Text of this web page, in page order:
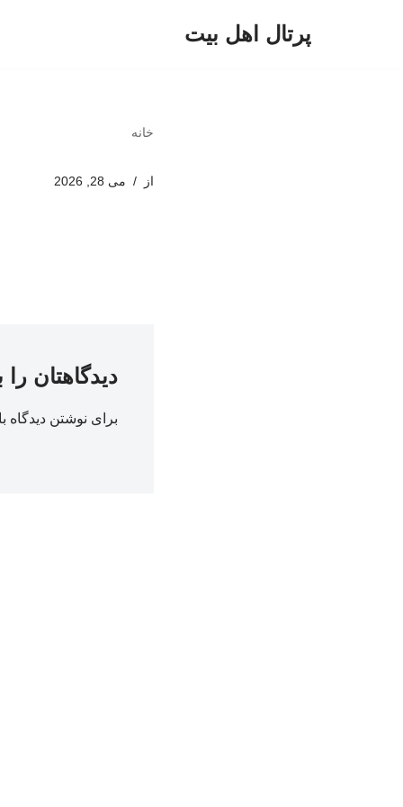
پرتال اهل بیت
خانه
از می 28, 2026
دیدگاهتان را
برای نوشتن دیدگاه